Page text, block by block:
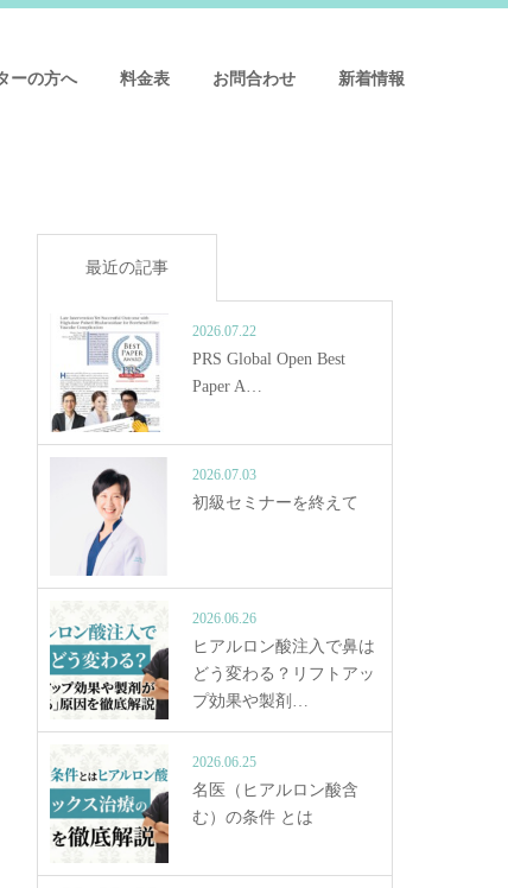
ーの方へ 料金表 お問合わせ 新着情報
最近の記事
2026.07.22
PRS Global Open Best
Paper A…
2026.07.03
初級セミナーを終えて
2026.06.26
ヒアルロン酸注入で鼻は
どう変わる？リフトアッ
プ効果や製剤…
2026.06.25
名医（ヒアルロン酸含
む）の条件 とは